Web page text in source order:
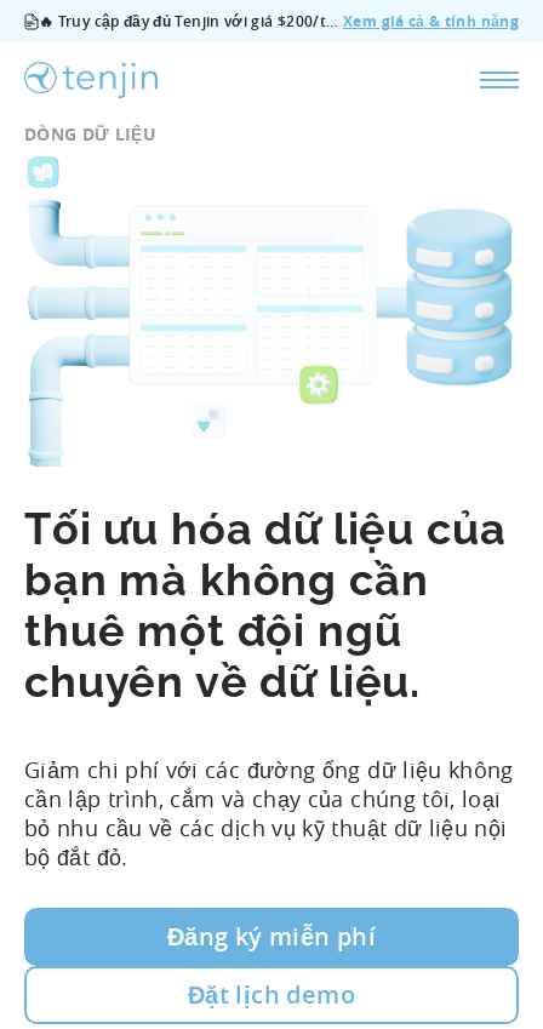
🔥 Truy cập đầy đủ Tenjin với giá $200/tháng — bao gồm tất cả tính năng, không cần gói bổ sung, hủy bất cứ lúc nào. Xem giá cả & tính năng
DÒNG DỮ LIỆU
Tối ưu hóa dữ liệu của
bạn mà không cần
thuê một đội ngũ
chuyên về dữ liệu.
Giảm chi phí với các đường ống dữ liệu không
cần lập trình, cắm và chạy của chúng tôi, loại
bỏ nhu cầu về các dịch vụ kỹ thuật dữ liệu nội
bộ đắt đỏ.
Đăng ký miễn phí
Đặt lịch demo